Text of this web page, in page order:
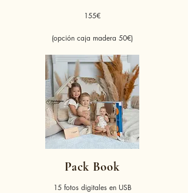
155€
(opción caja madera 50€)
Pack Book
15 fotos digitales en USB